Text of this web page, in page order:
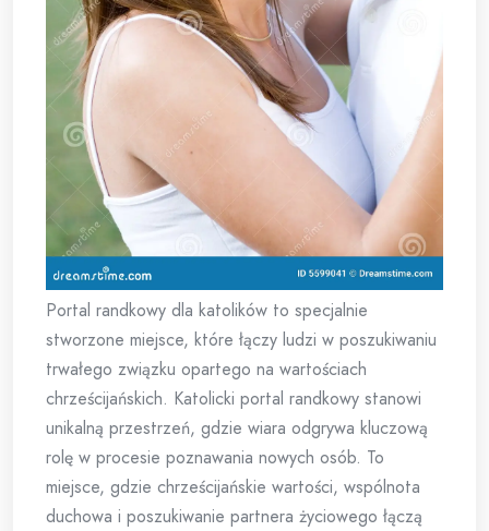
Portal randkowy dla katolików to specjalnie
stworzone miejsce, które łączy ludzi w poszukiwaniu
trwałego związku opartego na wartościach
chrześcijańskich. Katolicki portal randkowy stanowi
unikalną przestrzeń, gdzie wiara odgrywa kluczową
rolę w procesie poznawania nowych osób. To
miejsce, gdzie chrześcijańskie wartości, wspólnota
duchowa i poszukiwanie partnera życiowego łączą